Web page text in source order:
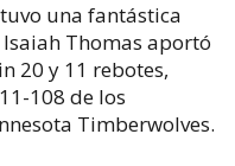
una fantástica
Thomas aportó
20 y 11 rebotes,
108 de los
Timberwolves.